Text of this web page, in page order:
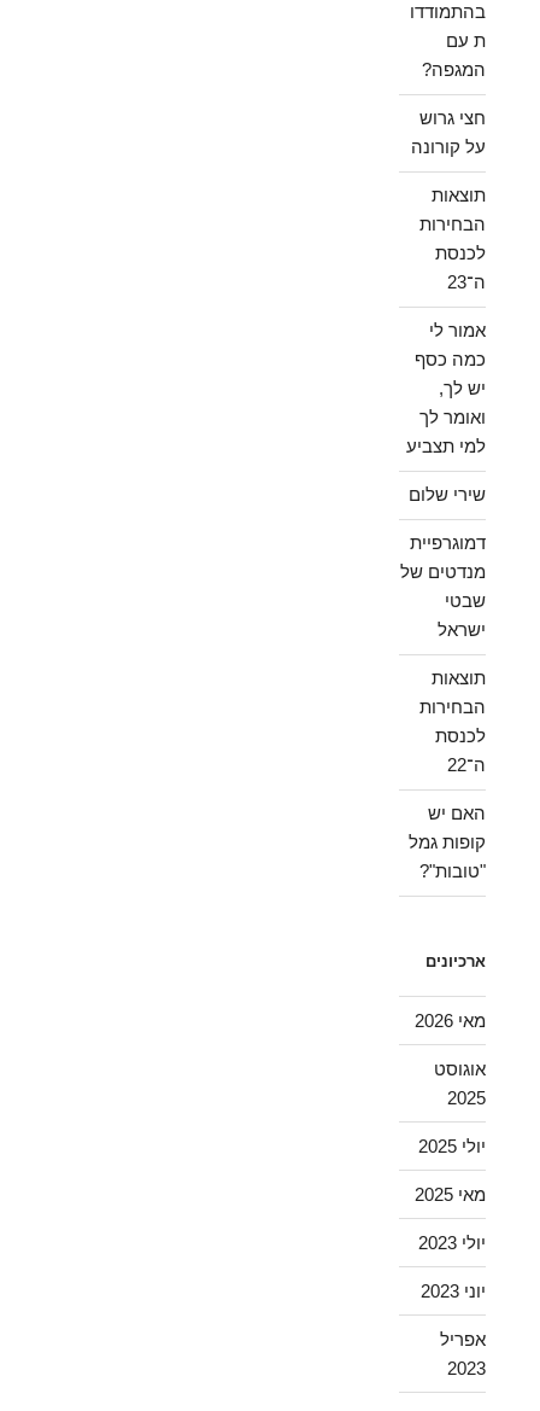
בהתמודדו
ת עם
המגפה?
חצי גרוש
על קורונה
תוצאות
הבחירות
לכנסת
ה־23
אמור לי
כמה כסף
יש לך,
ואומר לך
למי תצביע
שירי שלום
דמוגרפיית
מנדטים של
שבטי
ישראל
תוצאות
הבחירות
לכנסת
ה־22
האם יש
קופות גמל
"טובות"?
ארכיונים
מאי 2026
אוגוסט
2025
יולי 2025
מאי 2025
יולי 2023
יוני 2023
אפריל
2023